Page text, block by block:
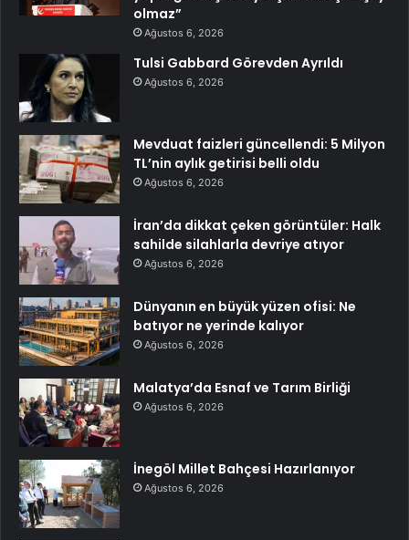
olmaz”
Ağustos 6, 2026
Tulsi Gabbard Görevden Ayrıldı
Ağustos 6, 2026
Mevduat faizleri güncellendi: 5 Milyon
TL’nin aylık getirisi belli oldu
Ağustos 6, 2026
İran’da dikkat çeken görüntüler: Halk
sahilde silahlarla devriye atıyor
Ağustos 6, 2026
Dünyanın en büyük yüzen ofisi: Ne
batıyor ne yerinde kalıyor
Ağustos 6, 2026
Malatya’da Esnaf ve Tarım Birliği
Ağustos 6, 2026
İnegöl Millet Bahçesi Hazırlanıyor
Ağustos 6, 2026